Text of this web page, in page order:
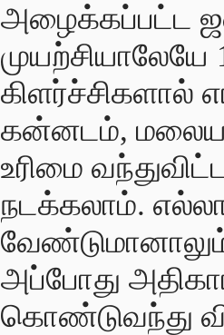
அழைக்கப்பட்ட
முயற்சியாலேயே
கிளர்ச்சிகளால்
கன்னடம்,
உரிமை
நடக்கலாம்.
அப்போது
கொண்டுவந்து